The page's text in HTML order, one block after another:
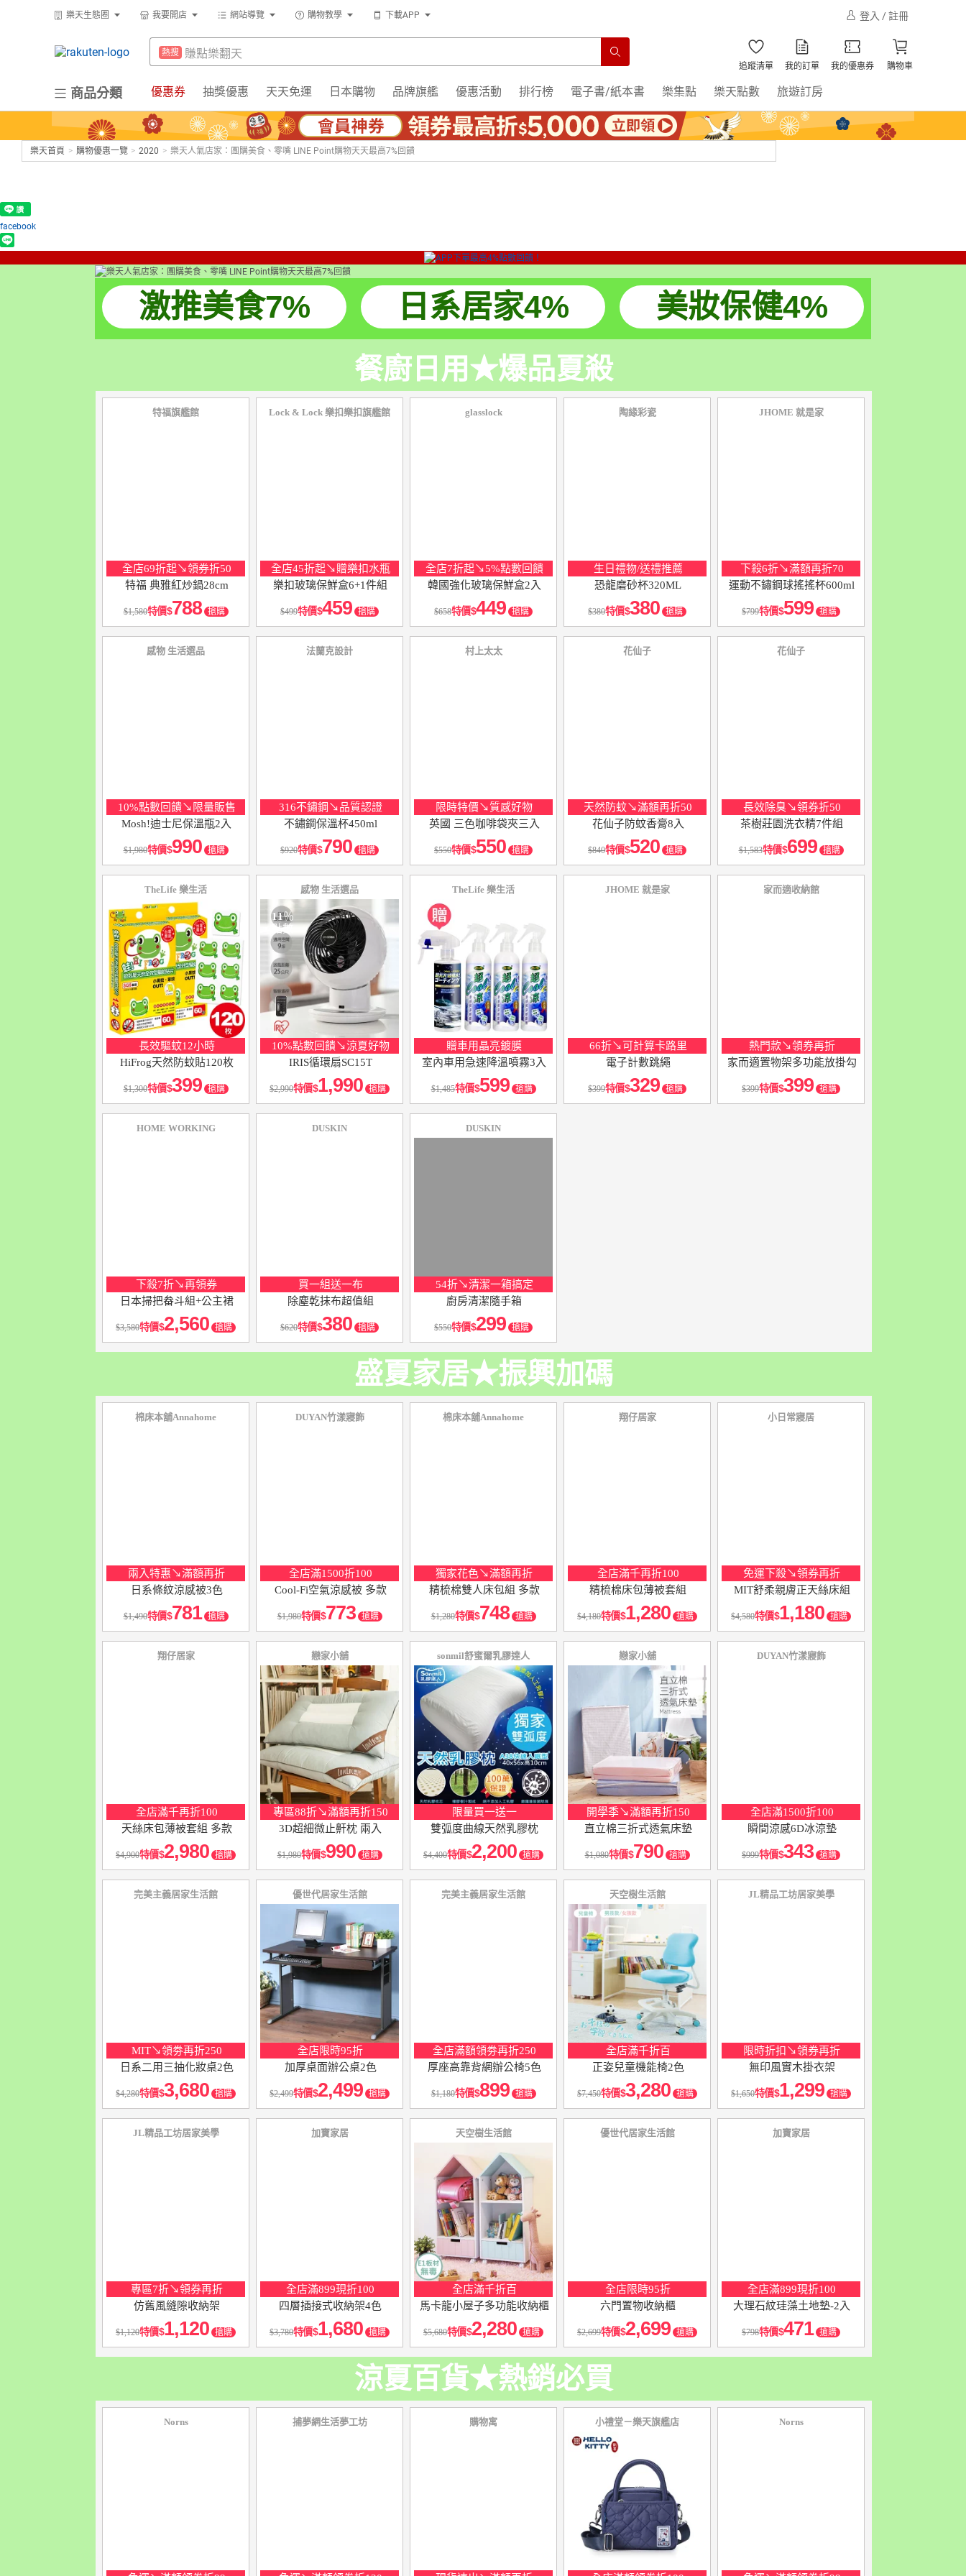
樂天生態圈 我要開店 網站導覽 購物教學 下載APP 登入 / 註冊
熱搜 賺點樂翻天
299超取免運
熱搜 防颱專區
熱搜 床架
熱搜 吹風機
抽7777點
熱搜 熱門飯店推薦
追蹤清單 我的訂單 我的優惠券 購物車
商品分類 優惠券 抽獎優惠 天天免運 日本購物 品牌旗艦 優惠活動 排行榜 電子書/紙本書 樂集點 樂天點數 旅遊訂房
299超取免運
熱搜 防颱專區
熱搜 床架
熱搜 微波爐
熱搜 平板電腦
熱搜 電子閱讀器
樂天首頁 > 購物優惠一覽 > 2020 > 樂天人氣店家：團購美食、零嘴 LINE Point購物天天最高7%回饋
facebook
激推美食7% 日系居家4% 美妝保健4%
餐廚日用★爆品夏殺
特福旗艦館
全店69折起↘領券折50
特福 典雅紅炒鍋28cm
1,580特價 788 搶購
Lock & Lock 樂扣樂扣旗艦館
全店45折起↘贈樂扣水瓶
樂扣玻璃保鮮盒6+1件組
499特價 459 搶購
glasslock
全店7折起↘5%點數回饋
韓國強化玻璃保鮮盒2入
658特價 449 搶購
陶緣彩瓷
生日禮物/送禮推薦
恐龍磨砂杯320ML
380特價 380 搶購
JHOME 就是家
下殺6折↘滿額再折70
運動不鏽鋼球搖搖杯600ml
799特價 599 搶購
感物 生活選品
10%點數回饋↘限量販售
Mosh!迪士尼保溫瓶2入
1,980特價 990 搶購
法蘭克設計
316不鏽鋼↘品質認證
不鏽鋼保溫杯450ml
920特價 790 搶購
村上太太
限時特價↘質感好物
英國 三色咖啡袋夾三入
550特價 550 搶購
花仙子
天然防蚊↘滿額再折50
花仙子防蚊香膏8入
840特價 520 搶購
花仙子
長效除臭↘領券折50
茶樹莊園洗衣精7件組
1,583特價 699 搶購
TheLife 樂生活
長效驅蚊12小時
HiFrog天然防蚊貼120枚
1,300特價 399 搶購
感物 生活選品
11％
點數
10%點數回饋↘涼夏好物
IRIS循環扇SC15T
2,990特價 1,990 搶購
TheLife 樂生活
贈車用晶亮鍍膜
室內車用急速降溫噴霧3入
1,485特價 599 搶購
JHOME 就是家
66折↘可計算卡路里
電子計數跳繩
399特價 329 搶購
家而適收納館
熱門款↘領券再折
家而適置物架多功能放掛勾
399特價 399 搶購
HOME WORKING
下殺7折↘再領券
日本掃把畚斗組+公主裙
3,580特價 2,560 搶購
DUSKIN
買一組送一布
除塵乾抹布超值組
620特價 380 搶購
DUSKIN
54折↘清潔一箱搞定
廚房清潔隨手箱
550特價 299 搶購
盛夏家居★振興加碼
棉床本舖Annahome
兩入特惠↘滿額再折
日系條紋涼感被3色
1,490特價 781 搶購
DUYAN竹漾寢飾
全店滿1500折100
Cool-Fi空氣涼感被 多款
1,980特價 773 搶購
棉床本舖Annahome
獨家花色↘滿額再折
精梳棉雙人床包組 多款
1,280特價 748 搶購
翔仔居家
全店滿千再折100
精梳棉床包薄被套組
4,180特價 1,280 搶購
小日常寢居
免運下殺↘領券再折
MIT舒柔親膚正天絲床組
4,580特價 1,180 搶購
翔仔居家
全店滿千再折100
天絲床包薄被套組 多款
4,900特價 2,980 搶購
戀家小舖
專區88折↘滿額再折150
3D超細微止鼾枕 兩入
1,980特價 990 搶購
sonmil舒蜜爾乳膠達人
限量買一送一
雙弧度曲線天然乳膠枕
4,400特價 2,200 搶購
戀家小舖
開學季↘滿額再折150
直立棉三折式透氣床墊
1,080特價 790 搶購
DUYAN竹漾寢飾
全店滿1500折100
瞬間涼感6D冰涼墊
999特價 343 搶購
完美主義居家生活館
MIT↘領劵再折250
日系二用三抽化妝桌2色
4,280特價 3,680 搶購
優世代居家生活館
全店限時95折
加厚桌面辦公桌2色
2,499特價 2,499 搶購
完美主義居家生活館
全店滿額領劵再折250
厚座高靠背網辦公椅5色
1,180特價 899 搶購
天空樹生活館
全店滿千折百
正姿兒童機能椅2色
7,450特價 3,280 搶購
JL精品工坊居家美學
限時折扣↘領券再折
無印風實木掛衣架
1,650特價 1,299 搶購
JL精品工坊居家美學
專區7折↘領券再折
仿舊風縫隙收納架
1,120特價 1,120 搶購
加寶家居
全店滿899現折100
四層插接式收納架4色
3,780特價 1,680 搶購
天空樹生活館
全店滿千折百
馬卡龍小屋子多功能收納櫃
5,680特價 2,280 搶購
優世代居家生活館
全店限時95折
六門置物收納櫃
2,699特價 2,699 搶購
加寶家居
全店滿899現折100
大理石紋珪藻土地墊-2入
798特價 471 搶購
涼夏百貨★熱銷必買
Norns 捕夢網生活夢工坊 購物寓 小禮堂－樂天旗艦店 Norns